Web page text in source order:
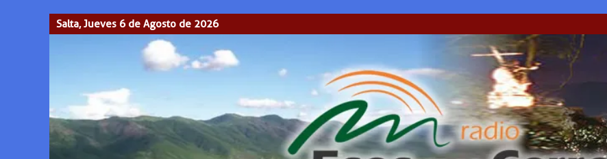
Salta, Jueves 6 de Agosto de 2026